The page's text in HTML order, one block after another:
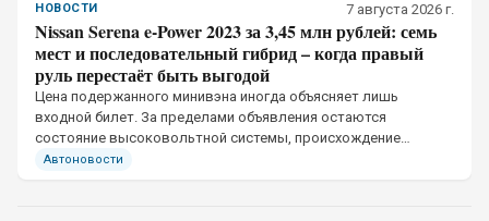
НОВОСТИ 7 августа 2026 г.
Nissan Serena e-Power 2023 за 3,45 млн рублей: семь
мест и последовательный гибрид – когда правый
руль перестаёт быть выгодой
Цена подержанного минивэна иногда объясняет лишь
входной билет. За пределами объявления остаются
состояние высоковольтной системы, происхождение
машины, пригодность японской комплектации к российской
Автоновости